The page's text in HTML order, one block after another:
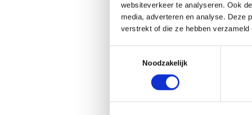
websiteverkeer te analyseren. Ook
media, adverteren en analyse. Deze
verstrekt of die ze hebben
Noodzakelijk